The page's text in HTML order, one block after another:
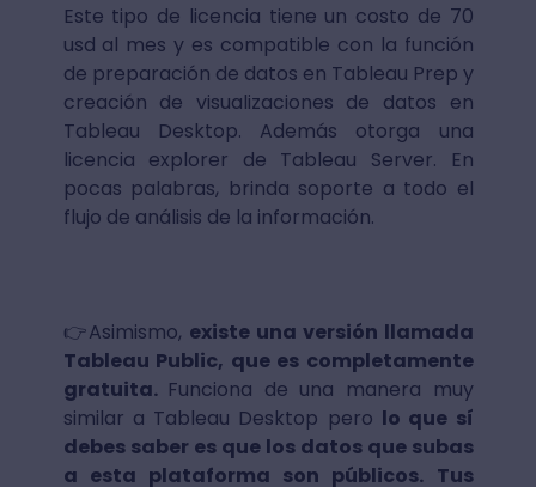
Este tipo de licencia tiene un costo de 70
usd al mes y es compatible con la función
de preparación de datos en Tableau Prep y
creación de visualizaciones de datos en
Tableau Desktop. Además otorga una
licencia explorer de Tableau Server. En
pocas palabras, brinda soporte a todo el
flujo de análisis de la información.
👉Asimismo, existe una versión llamada
Tableau Public, que es completamente
gratuita. Funciona de una manera muy
similar a Tableau Desktop pero lo que sí
debes saber es que los datos que subas
a esta plataforma son públicos. Tus